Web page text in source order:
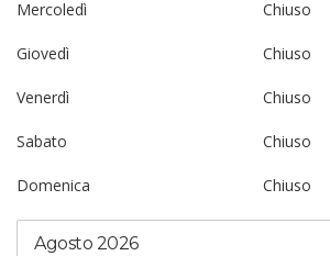
Mercoledì Chiuso
Giovedì Chiuso
Venerdì Chiuso
Sabato Chiuso
Domenica Chiuso
Agosto 2026